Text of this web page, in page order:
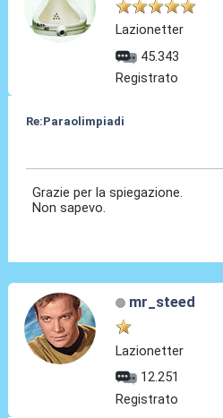
Lazionetter
45.343
Registrato
Re:Paraolimpiadi
Grazie per la spiegazione.
Non sapevo.
mr_steed
Lazionetter
12.251
Registrato